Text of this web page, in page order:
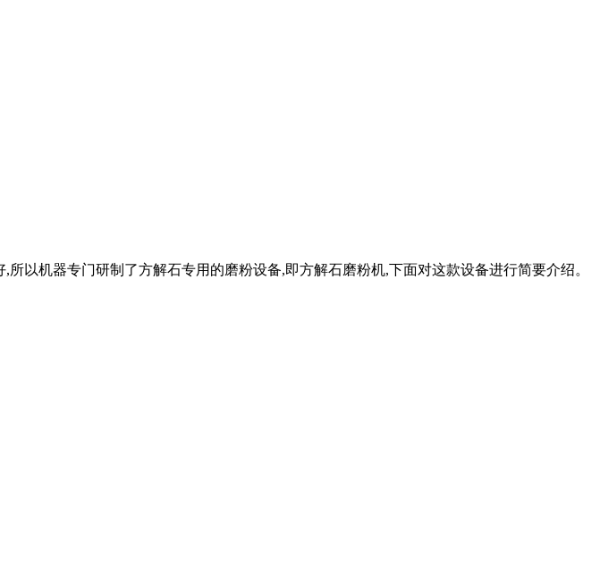
以机器专门研制了方解石专用的磨粉设备,即方解石磨粉机,下面对这款设备进行简要介绍。